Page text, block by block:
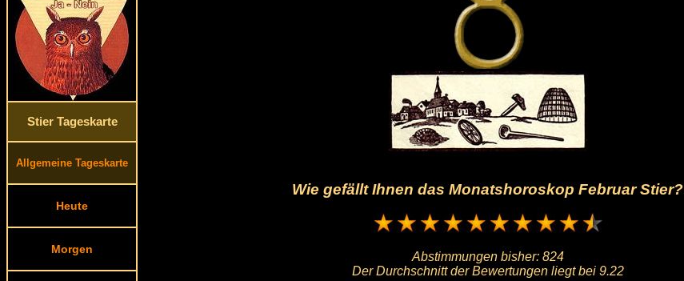
Stier Tageskarte
Allgemeine Tageskarte
Heute
Morgen
Wie gefällt Ihnen das Monatshoroskop Februar Stier?
Abstimmungen bisher: 824
Der Durchschnitt der Bewertungen liegt bei 9.22